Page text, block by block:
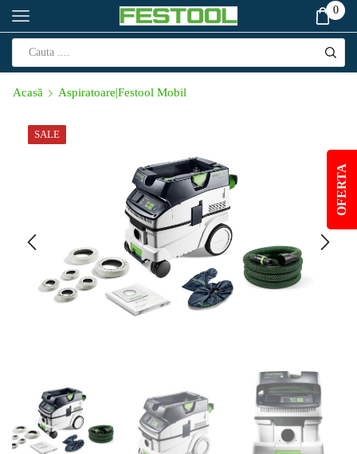
0
Acasă Aspiratoare|Festool Mobil
SALE
OFERTA